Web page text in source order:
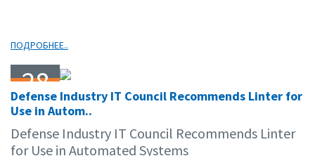
ПОДРОБНЕЕ..
28
03.13
Defense Industry IT Council Recommends Linter for
Use in Autom..
Defense Industry IT Council Recommends Linter
for Use in Automated Systems